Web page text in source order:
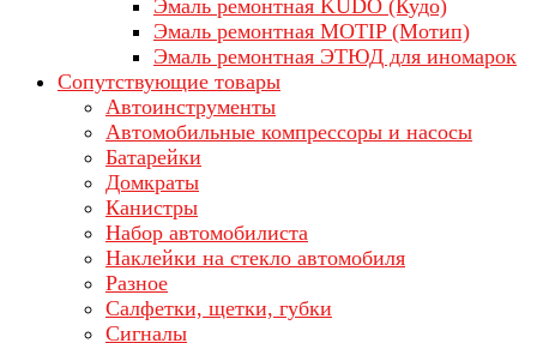
Эмаль ремонтная KUDO (Кудо)
Эмаль ремонтная MOTIP (Мотип)
Эмаль ремонтная ЭТЮД для иномарок
Сопутствующие товары
Автоинструменты
Автомобильные компрессоры и насосы
Батарейки
Домкраты
Канистры
Набор автомобилиста
Наклейки на стекло автомобиля
Разное
Салфетки, щетки, губки
Сигналы